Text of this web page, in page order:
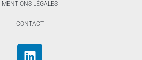
MENTIONS LÉGALES
CONTACT